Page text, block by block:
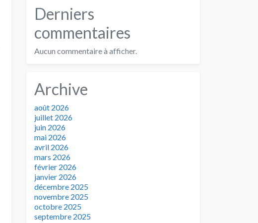
Derniers
commentaires
Aucun commentaire à afficher.
Archive
août 2026
juillet 2026
juin 2026
mai 2026
avril 2026
mars 2026
février 2026
janvier 2026
décembre 2025
novembre 2025
octobre 2025
septembre 2025